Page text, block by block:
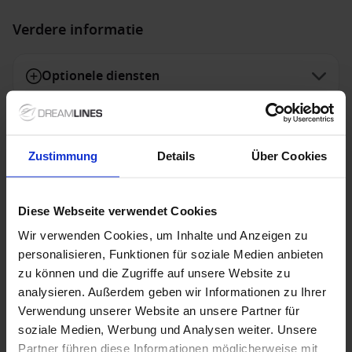
Zustimmung Details Über Cookies
Diese Webseite verwendet Cookies
Wir verwenden Cookies, um Inhalte und Anzeigen zu
personalisieren, Funktionen für soziale Medien anbieten
zu können und die Zugriffe auf unsere Website zu
analysieren. Außerdem geben wir Informationen zu Ihrer
Verwendung unserer Website an unsere Partner für
soziale Medien, Werbung und Analysen weiter. Unsere
Partner führen diese Informationen möglicherweise mit
Verdere informatie
Optionele diensten
Speciale aanbiedingen
NCL - Freestyle Dining
Met Freestyle Dining geniet je van ultieme vrijheid
tijdens je cruise. Je bepaalt zelf waar, wanneer en met
wie je dineert, zonder vaste dinertijden of